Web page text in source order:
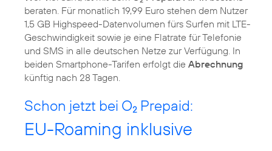
beraten. Für monatlich 19,99 Euro stehen dem Nutzer
1,5 GB Highspeed-Datenvolumen fürs Surfen mit LTE-
Geschwindigkeit sowie je eine Flatrate für Telefonie
und SMS in alle deutschen Netze zur Verfügung. In
beiden Smartphone-Tarifen erfolgt die Abrechnung
künftig nach 28 Tagen.
Schon jetzt bei O2 Prepaid:
EU-Roaming inklusive